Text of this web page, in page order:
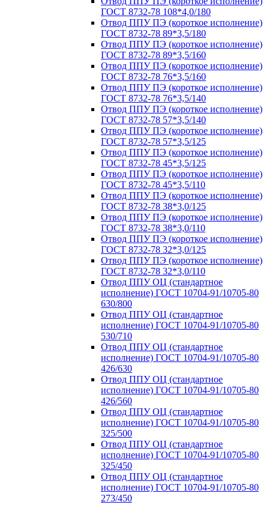
ГОСТ 8732-78 108*4,0/180
Отвод ППУ ПЭ (короткое исполнение)
ГОСТ 8732-78 89*3,5/180
Отвод ППУ ПЭ (короткое исполнение)
ГОСТ 8732-78 89*3,5/160
Отвод ППУ ПЭ (короткое исполнение)
ГОСТ 8732-78 76*3,5/160
Отвод ППУ ПЭ (короткое исполнение)
ГОСТ 8732-78 76*3,5/140
Отвод ППУ ПЭ (короткое исполнение)
ГОСТ 8732-78 57*3,5/140
Отвод ППУ ПЭ (короткое исполнение)
ГОСТ 8732-78 57*3,5/125
Отвод ППУ ПЭ (короткое исполнение)
ГОСТ 8732-78 45*3,5/125
Отвод ППУ ПЭ (короткое исполнение)
ГОСТ 8732-78 45*3,5/110
Отвод ППУ ПЭ (короткое исполнение)
ГОСТ 8732-78 38*3,0/125
Отвод ППУ ПЭ (короткое исполнение)
ГОСТ 8732-78 38*3,0/110
Отвод ППУ ПЭ (короткое исполнение)
ГОСТ 8732-78 32*3,0/125
Отвод ППУ ПЭ (короткое исполнение)
ГОСТ 8732-78 32*3,0/110
Отвод ППУ ОЦ (стандартное
исполнение) ГОСТ 10704-91/10705-80
630/800
Отвод ППУ ОЦ (стандартное
исполнение) ГОСТ 10704-91/10705-80
530/710
Отвод ППУ ОЦ (стандартное
исполнение) ГОСТ 10704-91/10705-80
426/630
Отвод ППУ ОЦ (стандартное
исполнение) ГОСТ 10704-91/10705-80
426/560
Отвод ППУ ОЦ (стандартное
исполнение) ГОСТ 10704-91/10705-80
325/500
Отвод ППУ ОЦ (стандартное
исполнение) ГОСТ 10704-91/10705-80
325/450
Отвод ППУ ОЦ (стандартное
исполнение) ГОСТ 10704-91/10705-80
273/450